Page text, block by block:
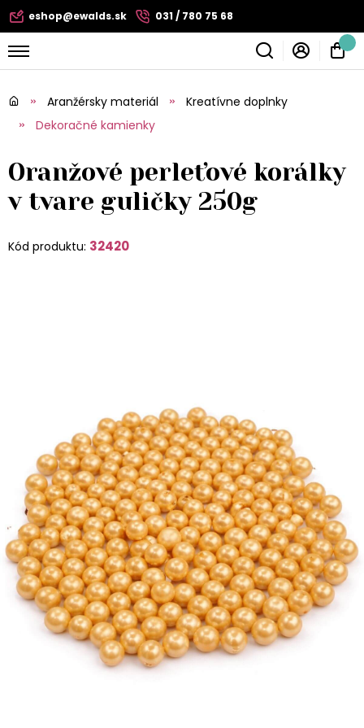
eshop@ewalds.sk 031 / 780 75 68
Aranžérsky materiál
Kreatívne doplnky
Dekoračné kamienky
Oranžové perleťové korálky
v tvare guličky 250g
Kód produktu: 32420